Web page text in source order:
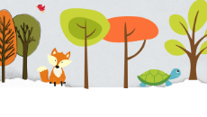
דילוג
לתוכן